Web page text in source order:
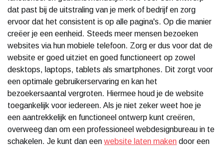
dat past bij de uitstraling van je merk of bedrijf en zorg
ervoor dat het consistent is op alle pagina's. Op die manier
creëer je een eenheid. Steeds meer mensen bezoeken
websites via hun mobiele telefoon. Zorg er dus voor dat de
website er goed uitziet en goed functioneert op zowel
desktops, laptops, tablets als smartphones. Dit zorgt voor
een optimale gebruikerservaring en kan het
bezoekersaantal vergroten. Hiermee houd je de website
toegankelijk voor iedereen. Als je niet zeker weet hoe je
een aantrekkelijk en functioneel ontwerp kunt creëren,
overweeg dan om een professioneel webdesignbureau in te
schakelen. Je kunt dan een website laten maken door een